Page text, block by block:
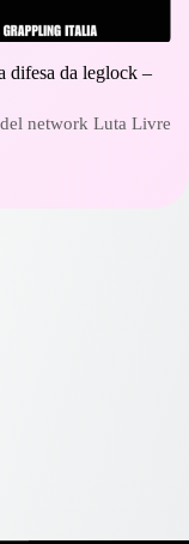
difesa da leglock –
network Luta Livre